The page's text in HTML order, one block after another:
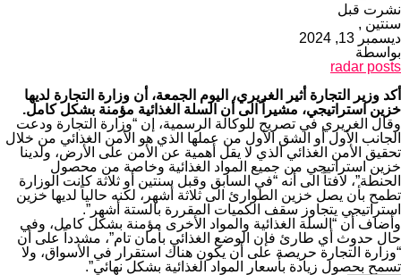
نشرت قبل
سنتين ,
ديسمبر 13, 2024
بواسطة
radar posts
أكد وزير التجارة أثير الغريري، اليوم الجمعة، أن وزارة التجارة لديها
خزين استراتيجي، مشيراً الى أن السلة الغذائية مؤمنة بشكل كامل.
وقال الغريري في تصريح للوكالة الرسمية، إن “وزارة التجارة ودعت
الجانب الأول أو الشق الأول من عملها الذي هو الأمن الغذائي من خلال
تحقيق الأمن الغذائي الذي لا يقل أهمية عن الأمن على الأرض، ولدينا
خزين استراتيجي من جميع المواد الغذائية وخاصة من محصول
الحنطة”، لافتاً الى أنه “في السابق وقبل سنتين أو ثلاثة كانت الوزارة
تطمح بأن يصل خزين الطوارئ الى ثلاثة أشهر، لكنه حالياً لديها خزين
استراتيجي يتجاوز سقف الكميات المقررة بالستة أشهر”.
وأضاف أن “السلة الغذائية والمواد الأخرى مؤمنة بشكل كامل، وفي
حال حدوث أي طارئ فإن الوضع الغذائي بأمان تام”، مشدداً على أن
“وزارة التجارة حريصة على أن يكون هناك استقرار في الأسواق، ولا
تسمح بحصول زيادة بأسعار المواد الغذائية بشكل نهائي”.